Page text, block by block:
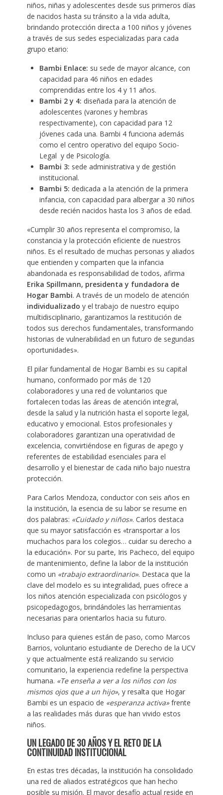
niños, niñas y adolescentes desde sus primeros días
de nacidos hasta su tránsito a la vida adulta,
brindando protección directa a 100 niños y jóvenes
a través de sus sedes especializadas para cada
grupo etario:
Bambi Enlace: su sede de mayor alcance, con
capacidad para 46 niños en edades
comprendidas entre los 4 y 11 años.
Bambi 2 y 4: diseñada para la atención de
adolescentes (varones y hembras
respectivamente), con capacidad para 12
jóvenes cada una. Bambi 4 funciona además
como el centro operativo del equipo Socio-
Legal y de Psicología.
Bambi 3: sede administrativa y de gestión
institucional.
Bambi 5: dedicada a la atención de la primera
infancia, con capacidad para albergar a 30 niños
desde recién nacidos hasta los 3 años de edad.
«Cumplir 30 años representa el compromiso, la
constancia y la protección eficiente de nuestros
niños. Es el resultado de muchas personas y aliados
que entienden y comparten que la infancia
abandonada es responsabilidad de todos, afirma
Erika Spillmann, presidenta y fundadora de
Hogar Bambi. A través de un modelo de atención
individualizado y el trabajo de nuestro equipo
multidisciplinario, garantizamos la restitución de
todos sus derechos fundamentales, transformando
historias de vulnerabilidad en un futuro de segundas
oportunidades».
El pilar fundamental de Hogar Bambi es su capital
humano, conformado por más de 120
colaboradores y una red de voluntarios que
fortalecen todas las áreas de atención integral,
desde la salud y la nutrición hasta el soporte legal,
educativo y emocional. Estos profesionales y
colaboradores garantizan una operatividad de
excelencia, convirtiéndose en figuras de apego y
referentes de estabilidad esenciales para el
desarrollo y el bienestar de cada niño bajo nuestra
protección.
Para Carlos Mendoza, conductor con seis años en
la institución, la esencia de su labor se resume en
dos palabras: «Cuidado y niños». Carlos destaca
que su mayor satisfacción es «transportar a los
muchachos para los colegios… cuidar su derecho a
la educación». Por su parte, Iris Pacheco, del equipo
de mantenimiento, define la labor de la institución
como un «trabajo extraordinario». Destaca que la
clave del modelo es su integralidad, pues ofrece a
los niños atención especializada con psicólogos y
psicopedagogos, brindándoles las herramientas
necesarias para orientarlos hacia su futuro.
Incluso para quienes están de paso, como Marcos
Barrios, voluntario estudiante de Derecho de la UCV
y que actualmente está realizando su servicio
comunitario, la experiencia redefine la perspectiva
humana. «Te enseña a ver a los niños con los
mismos ojos que a un hijo», y resalta que Hogar
Bambi es un espacio de «esperanza activa»frente
a las realidades más duras que han vivido estos
niños.
UN LEGADO DE 30 AÑOS Y EL RETO DE LA
CONTINUIDAD INSTITUCIONAL
En estas tres décadas, la institución ha consolidado
una red de aliados estratégicos que han hecho
posible su misión. El mayor desafío actual reside en